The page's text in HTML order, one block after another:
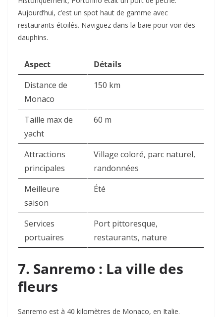
Aujourd’hui, c’est un spot haut de gamme avec
restaurants étoilés. Naviguez dans la baie pour voir des
dauphins.
Aspect
Détails
Distance de
Monaco
150 km
Taille max de
yacht
60 m
Attractions
principales
Village coloré, parc naturel,
randonnées
Meilleure
saison
Été
Services
portuaires
Port pittoresque,
restaurants, nature
7. Sanremo : La ville des
fleurs
Sanremo est à 40 kilomètres de Monaco, en Italie.